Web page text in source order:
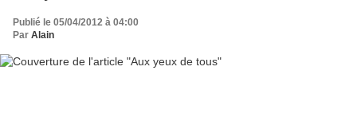
Publié le 05/04/2012 à 04:00
Par Alain